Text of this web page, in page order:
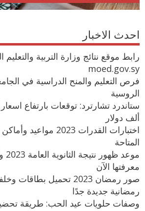
احدث الاخبار
رابط موقع نتائج وزارة التربية والتعليم
moed.gov.sy
فرص التعليم والمنح الدراسية في
الروسية
ألف دولار
اختبارات القدرات 2023
المتاحة
معرفتها الآن
صور رمضان 2023 تحميل
رمضانية جديدة جدًا
وصفات حلويات عيد الحب: طريقة